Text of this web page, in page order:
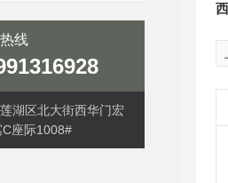
线
湖区北大街西华门宏
座际1008#